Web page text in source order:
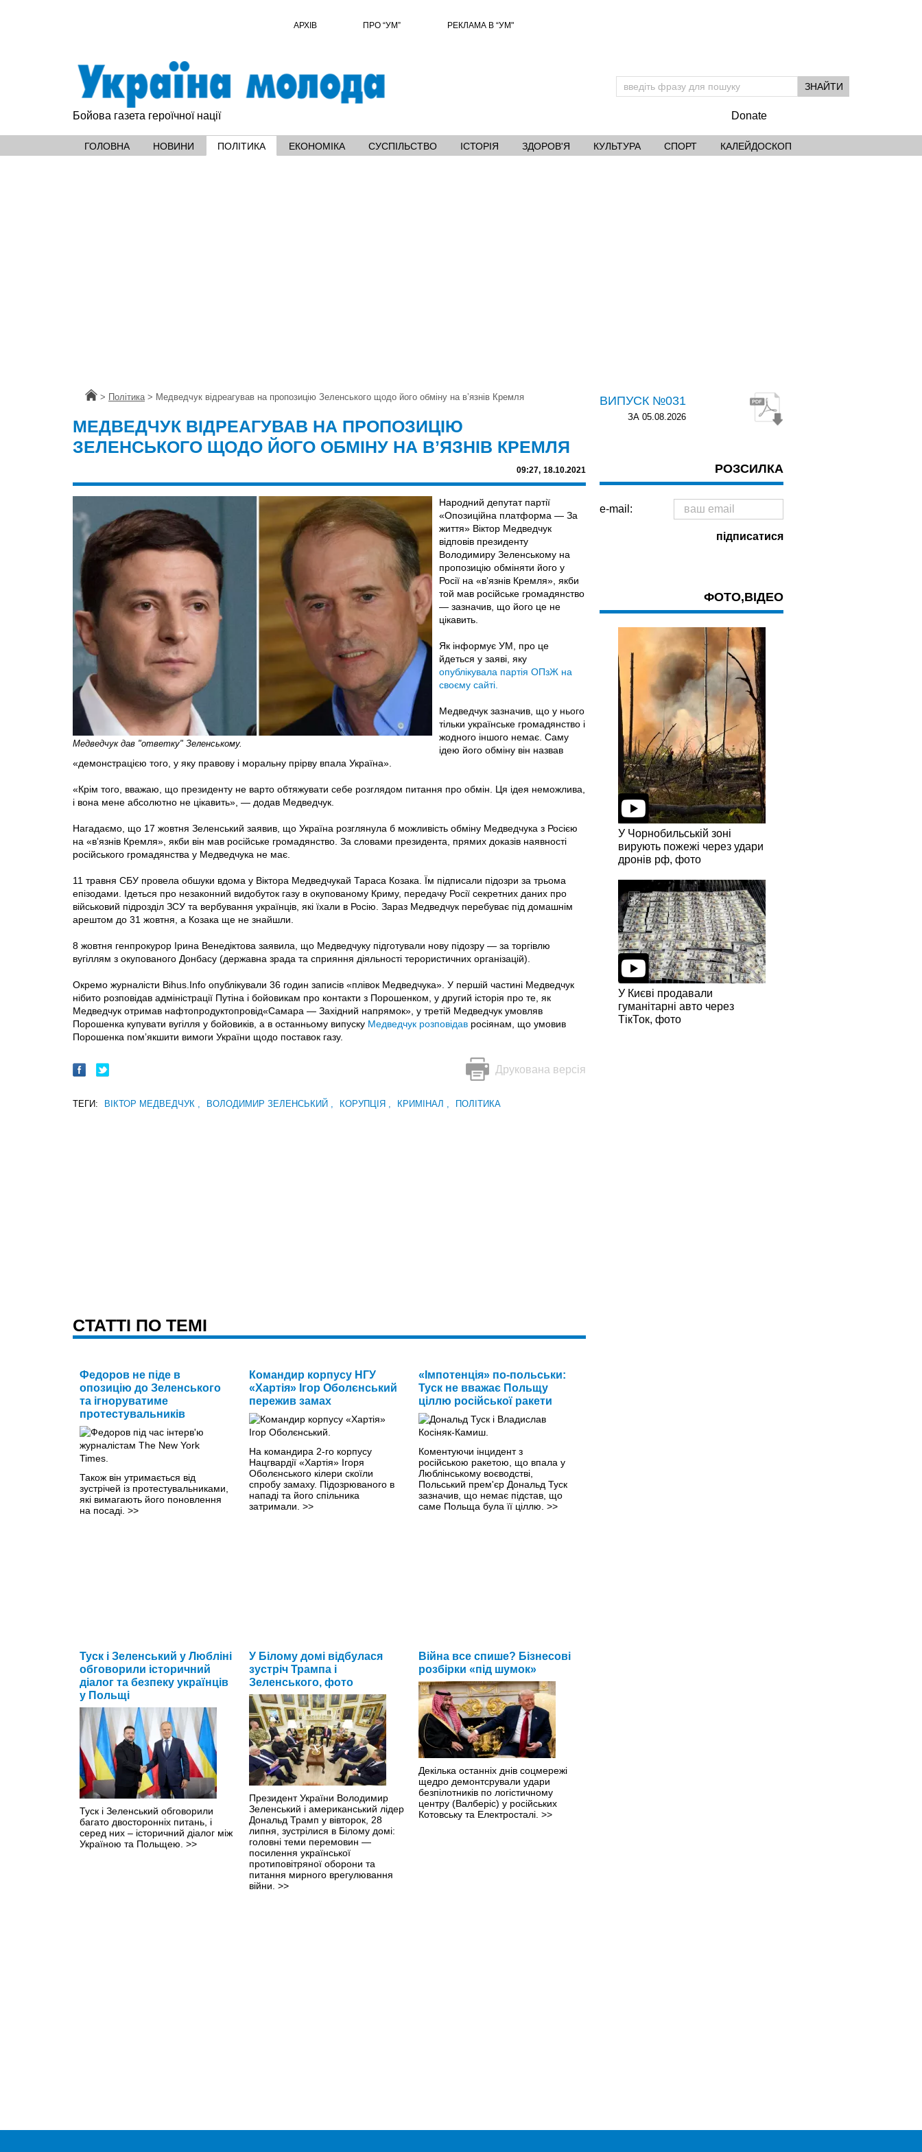
АРХІВ ПРО “УМ” РЕКЛАМА В “УМ"
Бойова газета героїчної нації Donate
ГОЛОВНА НОВИНИ ПОЛІТИКА ЕКОНОМІКА СУСПІЛЬСТВО ІСТОРІЯ ЗДОРОВ'Я КУЛЬТУРА СПОРТ КАЛЕЙДОСКОП
Головна
> Політика > Медведчук відреагував на пропозицію Зеленського щодо його обміну на вʼязнів Кремля
МЕДВЕДЧУК ВІДРЕАГУВАВ НА ПРОПОЗИЦІЮ
ЗЕЛЕНСЬКОГО ЩОДО ЙОГО ОБМІНУ НА ВʼЯЗНІВ КРЕМЛЯ
09:27, 18.10.2021
Медведчук дав "ответку" Зеленському.
Народний депутат партії
«Опозиційна платформа — За
життя» Віктор Медведчук
відповів президенту
Володимиру Зеленському на
пропозицію обміняти його у
Росії на «вʼязнів Кремля», якби
той мав російське громадянство
— зазначив, що його це не
цікавить.
Як інформує УМ, про це
йдеться у заяві, яку
опублікувала партія ОПзЖ на
своєму сайті.
Медведчук зазначив, що у нього
тільки українське громадянство і
жодного іншого немає. Саму
ідею його обміну він назвав
«демонстрацією того, у яку правову і моральну прірву впала Україна».
«Крім того, вважаю, що президенту не варто обтяжувати себе розглядом питання про обмін. Ця ідея неможлива,
і вона мене абсолютно не цікавить», — додав Медведчук.
Нагадаємо, що 17 жовтня Зеленський заявив, що Україна розглянула б можливість обміну Медведчука з Росією
на «вʼязнів Кремля», якби він мав російське громадянство. За словами президента, прямих доказів наявності
російського громадянства у Медведчука не має.
11 травня СБУ провела обшуки вдома у Віктора Медведчукай Тараса Козака. Їм підписали підозри за трьома
епізодами. Ідеться про незаконний видобуток газу в окупованому Криму, передачу Росії секретних даних про
військовий підрозділ ЗСУ та вербування українців, які їхали в Росію. Зараз Медведчук перебуває під домашнім
арештом до 31 жовтня, а Козака ще не знайшли.
8 жовтня генпрокурор Ірина Венедіктова заявила, що Медведчуку підготували нову підозру — за торгівлю
вугіллям з окупованого Донбасу (державна зрада та сприяння діяльності терористичних організацій).
Окремо журналісти Bihus.Info опублікували 36 годин записів «плівок Медведчука». У першій частині Медведчук
нібито розповідав адміністрації Путіна і бойовикам про контакти з Порошенком, у другий історія про те, як
Медведчук отримав нафтопродуктопровід«Самара — Західний напрямок», у третій Медведчук умовляв
Порошенка купувати вугілля у бойовиків, а в останньому випуску Медведчук розповідав росіянам, що умовив
Порошенка помʼякшити вимоги України щодо поставок газу.
Друкована версія
ТЕГИ: ВІКТОР МЕДВЕДЧУК ВОЛОДИМИР ЗЕЛЕНСЬКИЙ КОРУПЦІЯ КРИМІНАЛ ПОЛІТИКА
CТАТТІ ПО ТЕМІ
Федоров не піде в
опозицію до Зеленського
та ігноруватиме
протестувальників
Також він утримається від
зустрічей із протестувальниками,
які вимагають його поновлення
на посаді. >>
Командир корпусу НГУ
«Хартія» Ігор Оболєнський
пережив замах
На командира 2-го корпусу
Нацгвардії «Хартія» Ігоря
Оболєнського кілери скоїли
спробу замаху. Підозрюваного в
нападі та його спільника
затримали. >>
«Імпотенція» по-польськи:
Туск не вважає Польщу
ціллю російської ракети
Коментуючи інцидент з
російською ракетою, що впала у
Люблінському воєводстві,
Польський прем'єр Дональд Туск
зазначив, що немає підстав, що
саме Польща була її ціллю. >>
Туск і Зеленський у Любліні
обговорили історичний
діалог та безпеку українців
у Польщі
Туск і Зеленський обговорили
багато двосторонніх питань, і
серед них – історичний діалог між
Україною та Польщею. >>
У Білому домі відбулася
зустріч Трампа і
Зеленського, фото
Президент України Володимир
Зеленський і американський лідер
Дональд Трамп у вівторок, 28
липня, зустрілися в Білому домі:
головні теми перемовин —
посилення української
протиповітряної оборони та
питання мирного врегулювання
війни. >>
Війна все спише? Бізнесові
розбірки «під шумок»
Декілька останніх днів соцмережі
щедро демонтсрували удари
безпілотників по логістичному
центру (Валберіс) у російських
Котовську та Електросталі. >>
ВИПУСК №031
ЗА 05.08.2026
РОЗСИЛКА
e-mail:
ФОТО,ВІДЕО
У Чорнобильській зоні
вирують пожежі через удари
дронів рф, фото
У Києві продавали
гуманітарні авто через
ТікТок, фото